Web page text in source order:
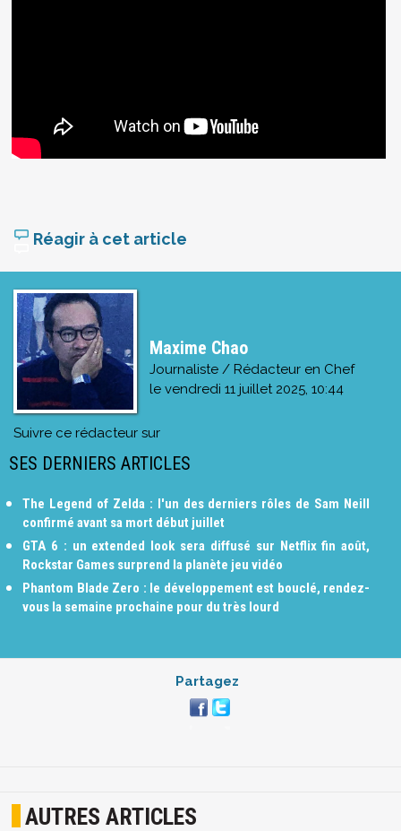
Réagir à cet article
Maxime Chao
Journaliste / Rédacteur en Chef
le vendredi 11 juillet 2025, 10:44
Suivre ce rédacteur sur
SES DERNIERS ARTICLES
The Legend of Zelda : l'un des derniers rôles de Sam Neill
confirmé avant sa mort début juillet
GTA 6 : un extended look sera diffusé sur Netflix fin août,
Rockstar Games surprend la planète jeu vidéo
Phantom Blade Zero : le développement est bouclé, rendez-
vous la semaine prochaine pour du très lourd
Partagez
AUTRES ARTICLES